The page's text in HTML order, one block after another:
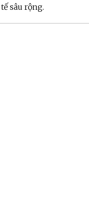
sâu rộng.